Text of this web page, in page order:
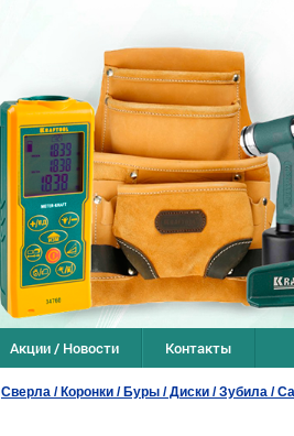
Акции / Новости Контакты
Сверла / Коронки / Буры / Диски / Зубила /